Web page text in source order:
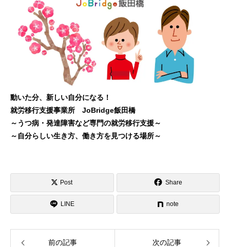
動いた分、新しい自分になる！
就労移行支援事業所 JoBridge飯田橋
～うつ病・発達障害など専門の就労移行支援～
～自分らしい生き方、働き方を見つける場所～
Post Share
LINE note
前の記事 次の記事